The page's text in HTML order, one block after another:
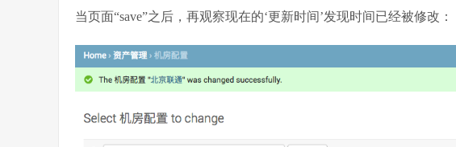
当页面“save”之后，再观察现在的‘更新时间’发现时间已经被修改：